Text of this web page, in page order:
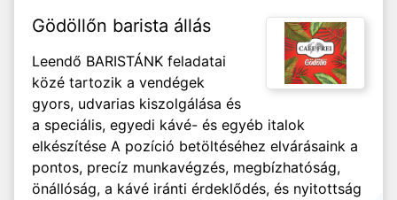
Gödöllőn barista állás
Leendő BARISTÁNK feladatai
közé tartozik a vendégek
gyors, udvarias kiszolgálása és
a speciális, egyedi kávé- és egyéb italok
elkészítése A pozíció betöltéséhez elvárásaink a
pontos, precíz munkavégzés, megbízhatóság,
önállóság, a kávé iránti érdeklődés, és nyitottság